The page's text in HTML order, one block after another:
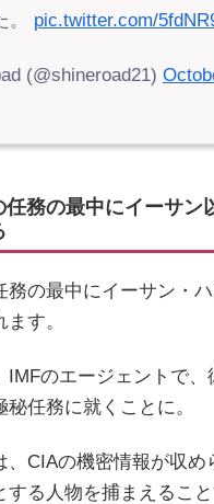
。 pic.twitter.com/
(@shineroad21)
任務の最中にイーサン
務の最中にイーサン・
す。
IMFのエージェントで
任務に就くことに。
、CIAの機密情報が収め
する人物を捕まえること